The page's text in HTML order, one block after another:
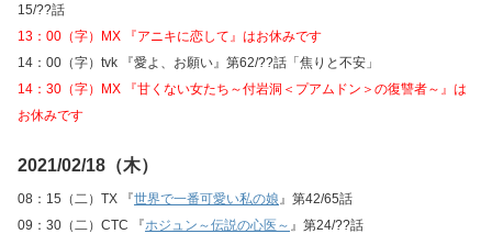
15/??話
13：00（字）MX 『アニキに恋して』はお休みです
14：00（字）tvk 『愛よ、お願い』第62/??話「焦りと不安」
14：30（字）MX 『甘くない女たち～付岩洞＜プアムドン＞の復讐者～』は
お休みです
2021/02/18（木）
08：15（二）TX 『世界で一番可愛い私の娘』第42/65話
09：30（二）CTC 『ホジュン～伝説の心医～ 』第24/??話